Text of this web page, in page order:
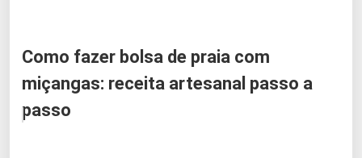
Como fazer bolsa de praia com
miçangas: receita artesanal passo a
passo